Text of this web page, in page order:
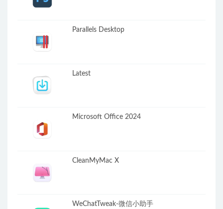
Parallels Desktop
Latest
Microsoft Office 2024
CleanMyMac X
WeChatTweak-微信小助手